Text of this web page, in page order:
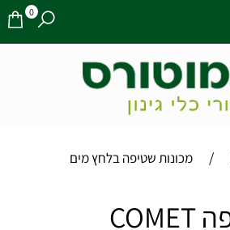
0
/ מכונות שטיפה בלחץ מים
מכונת שטיפה COMET